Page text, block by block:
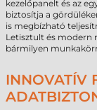
kezelőpanelt és az
biztosítja a
is megbízható
Letisztult és modern
bármilyen
INNOVATÍV